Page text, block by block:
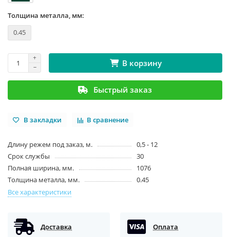
Толщина металла, мм:
0.45
В корзину
Быстрый заказ
В закладки В сравнение
Длину режем под заказ, м.
0,5 - 12
Срок службы
30
Полная ширина, мм.
1076
Толщина металла, мм.
0.45
Все характеристики
Доставка Оплата